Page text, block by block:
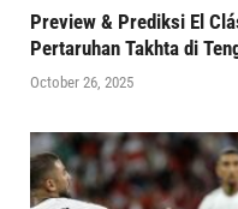
Preview & Prediksi El
Pertaruhan Takhta di
October 26, 2025